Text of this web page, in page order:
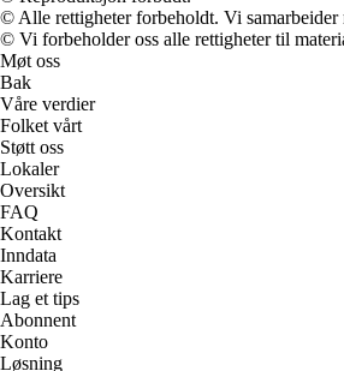
© Alle rettigheter forbeholdt. Vi samarbeider
© Vi forbeholder oss alle rettigheter til
Møt oss
Bak
Våre verdier
Folket vårt
Støtt oss
Lokaler
Oversikt
FAQ
Kontakt
Inndata
Karriere
Lag et tips
Abonnent
Konto
Løsning